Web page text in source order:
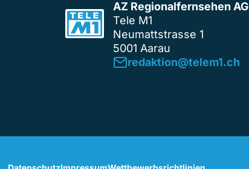
AZ Regionalfernsehen AG
Tele M1
Neumattstrasse 1
5001 Aarau
redaktion@telem1.ch